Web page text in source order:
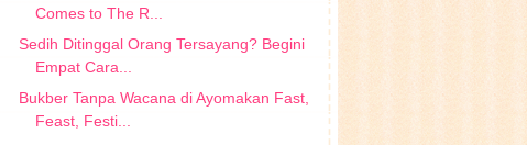
Comes to The R...
Sedih Ditinggal Orang Tersayang? Begini
Empat Cara...
Bukber Tanpa Wacana di Ayomakan Fast,
Feast, Festi...